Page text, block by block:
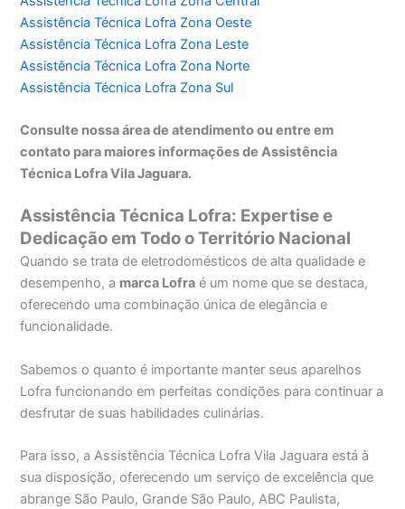
Assistência Técnica Lofra Zona Oeste
Assistência Técnica Lofra Zona Leste
Assistência Técnica Lofra Zona Norte
Assistência Técnica Lofra Zona Sul
Consulte nossa área de atendimento ou entre em
contato para maiores informações de Assistência
Técnica Lofra Vila Jaguara.
Assistência Técnica Lofra: Expertise e
Dedicação em Todo o Território Nacional
Quando se trata de eletrodomésticos de alta qualidade e
desempenho, a marca Lofra é um nome que se destaca,
oferecendo uma combinação única de elegância e
funcionalidade.
Sabemos o quanto é importante manter seus aparelhos
Lofra funcionando em perfeitas condições para continuar a
desfrutar de suas habilidades culinárias.
Para isso, a Assistência Técnica Lofra Vila Jaguara está à
sua disposição, oferecendo um serviço de excelência que
abrange São Paulo, Grande São Paulo, ABC Paulista,